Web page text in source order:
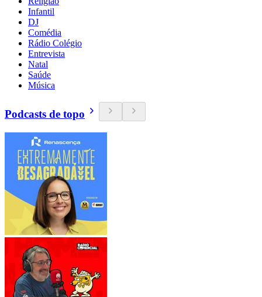
Infantil
DJ
Comédia
Rádio Colégio
Entrevista
Natal
Saúde
Música
Podcasts de topo